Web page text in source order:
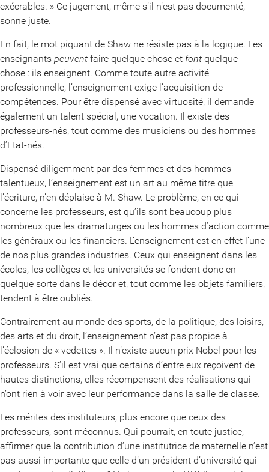
exécrables. » Ce jugement, même s’il n’est pas documenté,
sonne juste.
En fait, le mot piquant de Shaw ne résiste pas à la logique. Les
enseignants peuvent faire quelque chose et font quelque
chose : ils enseignent. Comme toute autre activité
professionnelle, l’enseignement exige l’acquisition de
compétences. Pour être dispensé avec virtuosité, il demande
également un talent spécial, une vocation. Il existe des
professeurs-nés, tout comme des musiciens ou des hommes
d’Etat-nés.
Dispensé diligemment par des femmes et des hommes
talentueux, l’enseignement est un art au même titre que
l’écriture, n’en déplaise à M. Shaw. Le problème, en ce qui
concerne les professeurs, est qu’ils sont beaucoup plus
nombreux que les dramaturges ou les hommes d’action comme
les généraux ou les financiers. L’enseignement est en effet l’une
de nos plus grandes industries. Ceux qui enseignent dans les
écoles, les collèges et les universités se fondent donc en
quelque sorte dans le décor et, tout comme les objets familiers,
tendent à être oubliés.
Contrairement au monde des sports, de la politique, des loisirs,
des arts et du droit, l’enseignement n’est pas propice à
l’éclosion de « vedettes ». Il n’existe aucun prix Nobel pour les
professeurs. S’il est vrai que certains d’entre eux reçoivent de
hautes distinctions, elles récompensent des réalisations qui
n’ont rien à voir avec leur performance dans la salle de classe.
Les mérites des instituteurs, plus encore que ceux des
professeurs, sont méconnus. Qui pourrait, en toute justice,
affirmer que la contribution d’une institutrice de maternelle n’est
pas aussi importante que celle d’un président d’université qui